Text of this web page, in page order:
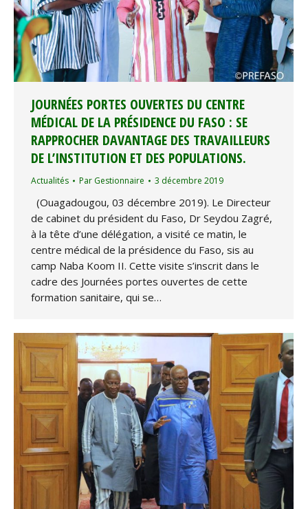
JOURNÉES PORTES OUVERTES DU CENTRE
MÉDICAL DE LA PRÉSIDENCE DU FASO : SE
RAPPROCHER DAVANTAGE DES TRAVAILLEURS
DE L’INSTITUTION ET DES POPULATIONS.
Actualités Par Gestionnaire 3 décembre 2019
(Ouagadougou, 03 décembre 2019). Le Directeur
de cabinet du président du Faso, Dr Seydou Zagré,
à la tête d’une délégation, a visité ce matin, le
centre médical de la présidence du Faso, sis au
camp Naba Koom II. Cette visite s’inscrit dans le
cadre des Journées portes ouvertes de cette
formation sanitaire, qui se…